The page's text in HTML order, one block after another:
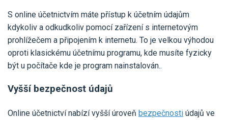
S online účetnictvím máte přístup k účetním údajům
kdykoliv a odkudkoliv pomocí zařízení s internetovým
prohlížečem a připojením k internetu. To je velkou výhodou
oproti klasickému účetnímu programu, kde musíte fyzicky
být u počítače kde je program nainstalován..
Vyšší bezpečnost údajů
Online účetnictví nabízí vyšší úroveň bezpečnosti údajů ve